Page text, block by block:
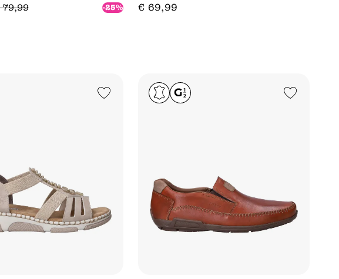
79,99 -25% € 69,99
Add to Wishlist Add to Wishlist